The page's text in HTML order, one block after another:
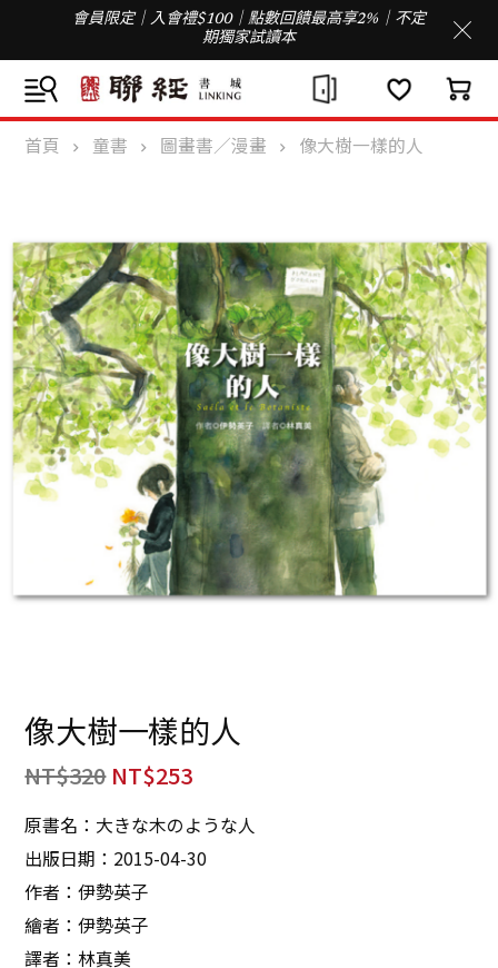
會員限定｜入會禮$100｜點數回饋最高享2%｜不定
期獨家試讀本
首頁 童書 圖畫書／漫畫 像大樹一樣的人
像大樹一樣的人
NT$320 NT$253
原書名：大きな木のような人
出版日期：2015-04-30
作者：伊勢英子
繪者：伊勢英子
譯者：林真美